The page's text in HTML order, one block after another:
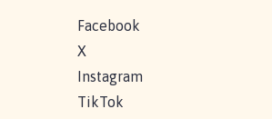
Facebook
X
Instagram
TikTok